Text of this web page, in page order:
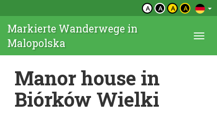
A A A A
Markierte Wanderwege in
Malopolska
Manor house in
Biórków Wielki